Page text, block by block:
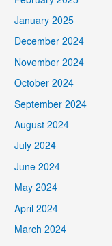
January 2025
December 2024
November 2024
October 2024
September 2024
August 2024
July 2024
June 2024
May 2024
April 2024
March 2024